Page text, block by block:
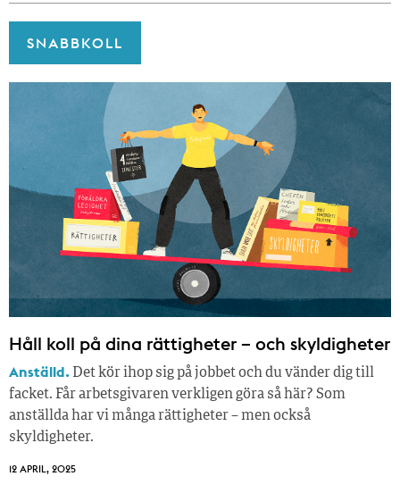
SNABBKOLL
Håll koll på dina rättigheter – och skyldigheter
Anställd. Det kör ihop sig på jobbet och du vänder dig till
facket. Får arbetsgivaren verkligen göra så här? Som
anställda har vi många rättigheter – men också
skyldigheter.
12 APRIL, 2025